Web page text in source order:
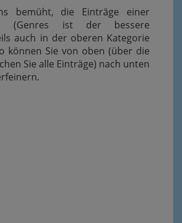
bemüht, die Einträge einer
(Genres ist der bessere
auch in der oberen Kategorie
können Sie von oben (über die
Sie alle Einträge) nach unten